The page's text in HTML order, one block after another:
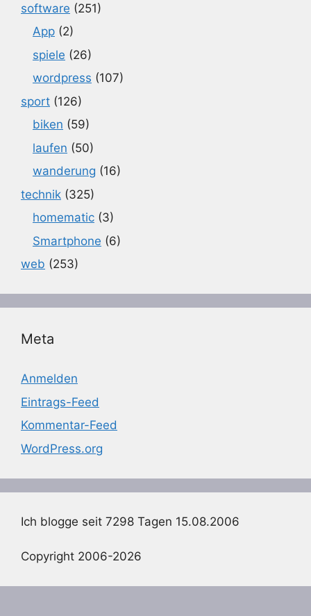
software (251)
App (2)
spiele (26)
wordpress (107)
sport (126)
biken (59)
laufen (50)
wanderung (16)
technik (325)
homematic (3)
Smartphone (6)
web (253)
Meta
Anmelden
Eintrags-Feed
Kommentar-Feed
WordPress.org
Ich blogge seit 7298 Tagen 15.08.2006
Copyright 2006-2026